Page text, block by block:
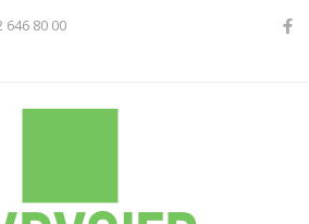
80 00